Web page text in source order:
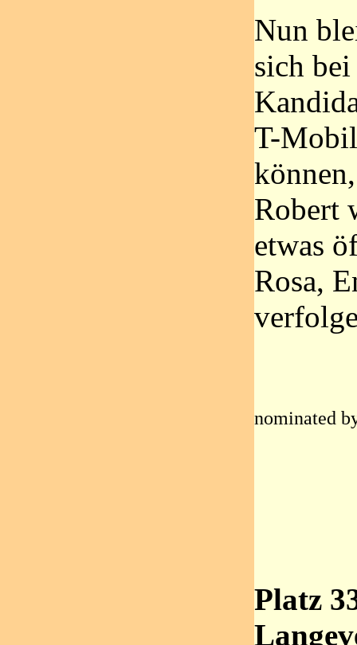
Nun
sich
T-
Robert
etwas
Rosa,
nominated
Platz